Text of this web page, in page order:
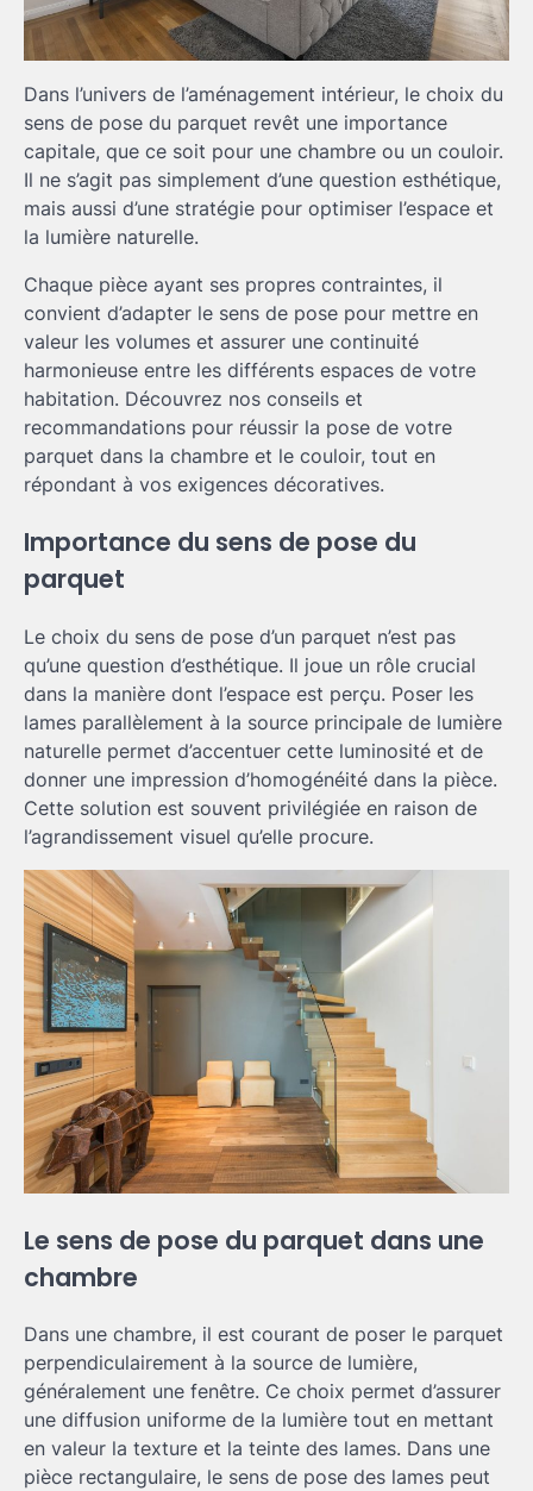
Dans l’univers de l’aménagement intérieur, le choix du
sens de pose du parquet revêt une importance
capitale, que ce soit pour une chambre ou un couloir.
Il ne s’agit pas simplement d’une question esthétique,
mais aussi d’une stratégie pour optimiser l’espace et
la lumière naturelle.
Chaque pièce ayant ses propres contraintes, il
convient d’adapter le sens de pose pour mettre en
valeur les volumes et assurer une continuité
harmonieuse entre les différents espaces de votre
habitation. Découvrez nos conseils et
recommandations pour réussir la pose de votre
parquet dans la chambre et le couloir, tout en
répondant à vos exigences décoratives.
Importance du sens de pose du
parquet
Le choix du sens de pose d’un parquet n’est pas
qu’une question d’esthétique. Il joue un rôle crucial
dans la manière dont l’espace est perçu. Poser les
lames parallèlement à la source principale de lumière
naturelle permet d’accentuer cette luminosité et de
donner une impression d’homogénéité dans la pièce.
Cette solution est souvent privilégiée en raison de
l’agrandissement visuel qu’elle procure.
Le sens de pose du parquet dans une
chambre
Dans une chambre, il est courant de poser le parquet
perpendiculairement à la source de lumière,
généralement une fenêtre. Ce choix permet d’assurer
une diffusion uniforme de la lumière tout en mettant
en valeur la texture et la teinte des lames. Dans une
pièce rectangulaire, le sens de pose des lames peut